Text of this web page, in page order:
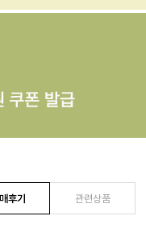
후기 관련상품